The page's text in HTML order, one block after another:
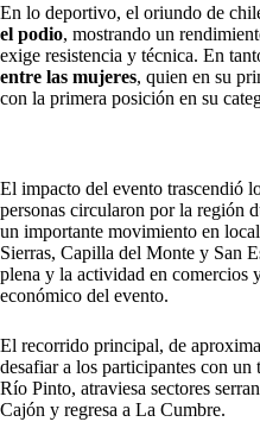
En lo deportivo, el oriundo de
el podio, mostrando un
exige resistencia y técnica. En
entre las mujeres, quien en su
con la primera posición en su
El impacto del evento trascendió
personas circularon por la región
un importante movimiento en
Sierras, Capilla del Monte y San
plena y la actividad en comercios
económico del evento.
El recorrido principal, de
desafiar a los participantes con un
Río Pinto, atraviesa sectores
Cajón y regresa a La Cumbre.